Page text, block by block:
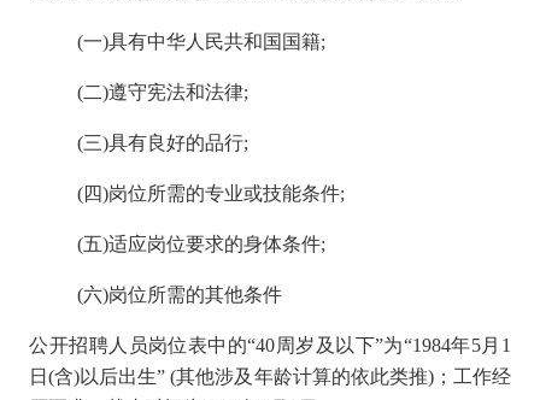
(一)具有中华人民共和国国籍;
(二)遵守宪法和法律;
(三)具有良好的品行;
(四)岗位所需的专业或技能条件;
(五)适应岗位要求的身体条件;
(六)岗位所需的其他条件
公开招聘人员岗位表中的“40周岁及以下”为“1984年5月1
日(含)以后出生” (其他涉及年龄计算的依此类推)；工作经